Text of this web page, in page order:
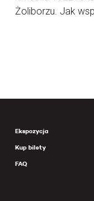
Żoliborzu. Jak
Ekspozycja
Kup bilety
FAQ